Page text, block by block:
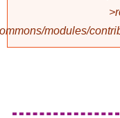
modules/